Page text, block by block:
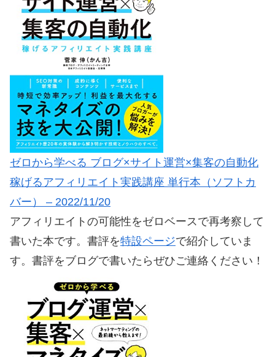
ゼロから学べる ブログ×サイト運営×集客の自動化
稼げるアフィリエイト実践講座 単行本（ソフトカ
バー） – 2022/11/20
アフィリエイトの可能性をゼロベースで再考察して
書いた本です。書評を特設ページで紹介していま
す。書評をブログで書いたらぜひご連絡ください！